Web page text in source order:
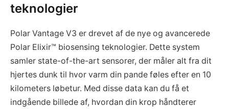
teknologier
Polar Vantage V3 er drevet af de nye og avancerede
Polar Elixir™ biosensing teknologier. Dette system
samler state-of-the-art sensorer, der måler alt fra dit
hjertes dunk til hvor varm din pande føles efter en 10
kilometers løbetur. Med disse data kan du få et
indgående billede af, hvordan din krop håndterer